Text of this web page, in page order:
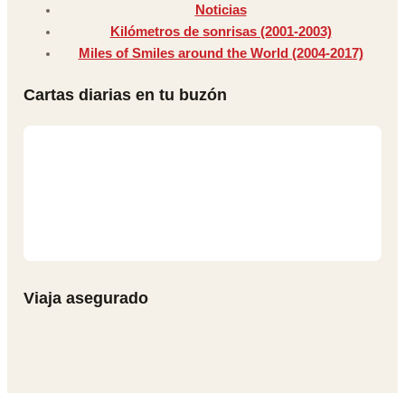
Noticias
Kilómetros de sonrisas (2001-2003)
Miles of Smiles around the World (2004-2017)
Cartas diarias en tu buzón
Viaja asegurado